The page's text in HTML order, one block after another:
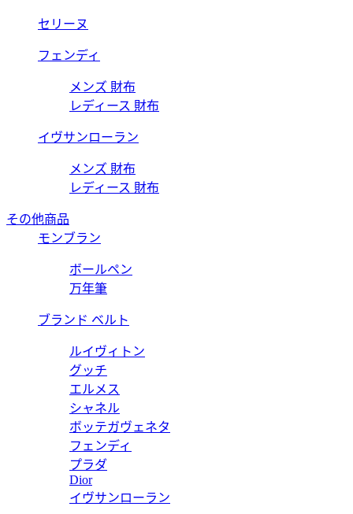
セリーヌ
フェンディ
メンズ 財布
レディース 財布
イヴサンローラン
メンズ 財布
レディース 財布
その他商品
モンブラン
ボールペン
万年筆
ブランド ベルト
ルイヴィトン
グッチ
エルメス
シャネル
ボッテガヴェネタ
フェンディ
プラダ
Dior
イヴサンローラン